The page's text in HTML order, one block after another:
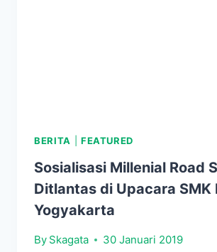
BERITA FEATURED
Sosialisasi Millenial Road
Ditlantas di Upacara SMK
Yogyakarta
By Skagata 30 Januari 2019